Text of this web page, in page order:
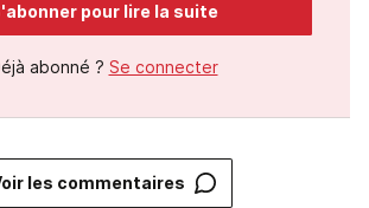
pour lire la suite
abonné ? Se connecter
les commentaires